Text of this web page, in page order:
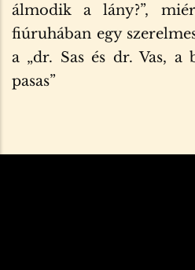
álmodik a lány?”,
fiúruhában egy
a „dr. Sas és dr. Vas, a
pasas”